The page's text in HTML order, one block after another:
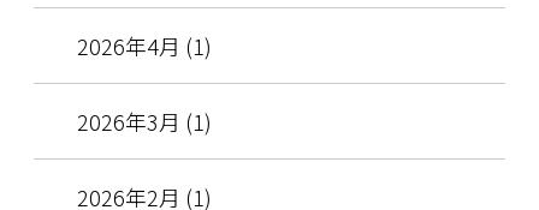
2026年4月 (1)
2026年3月 (1)
2026年2月 (1)